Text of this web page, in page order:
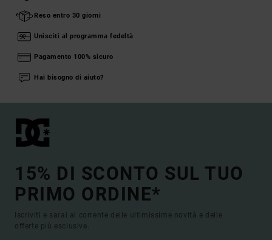
Reso entro 30 giorni
Unisciti al programma fedeltà
Pagamento 100% sicuro
Hai bisogno di aiuto?
15% DI SCONTO SUL TUO
PRIMO ORDINE*
Iscriviti e sarai al corrente delle ultimissime novità e delle
offerte più esclusive.